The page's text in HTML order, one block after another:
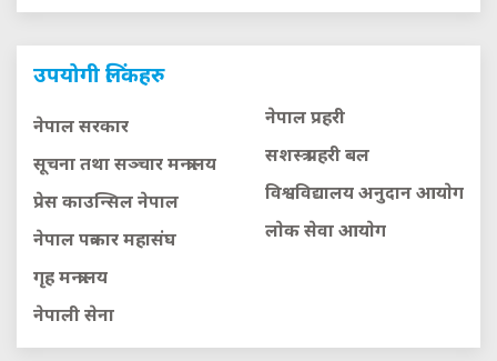
उपयोगी लिंकहरु
नेपाल सरकार
सूचना तथा सञ्चार मन्त्रालय
प्रेस काउन्सिल नेपाल
नेपाल पत्रकार महासंघ
गृह मन्त्रालय
नेपाली सेना
नेपाल प्रहरी
सशस्त्र प्रहरी बल
विश्वविद्यालय अनुदान आयाेग
लाेक सेवा आयाेग